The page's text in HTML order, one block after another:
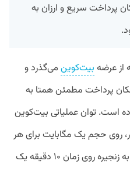
پرداخت سریع و ارزان به
عرضه بیت‌کوین می‌گذرد و
پرداخت مطمئن همتا به
است. توان عملیاتی‌ بیت‌کوین
روی حجم یک مگابایت برای هر
بلاک و فاصله اضافه شدن بلاک‌ها به زنجیره روی زمان ۱۰ دقیقه‌ یک